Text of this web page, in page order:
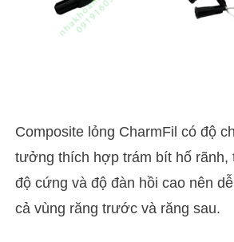
Composite lỏng CharmFil có độ
tưởng thích hợp trám bít hố rãnh,
độ cứng và độ đàn hồi cao nên
cả vùng răng trước và răng sau.